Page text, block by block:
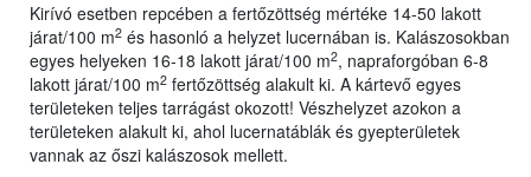
Kirívó esetben repcében a fertőzöttség mértéke 14-50 lakott
járat/100 m2 és hasonló a helyzet lucernában is. Kalászosokban
egyes helyeken 16-18 lakott járat/100 m2, napraforgóban 6-8
lakott járat/100 m2 fertőzöttség alakult ki. A kártevő egyes
területeken teljes tarrágást okozott! Vészhelyzet azokon a
területeken alakult ki, ahol lucernatáblák és gyepterületek
vannak az őszi kalászosok mellett.